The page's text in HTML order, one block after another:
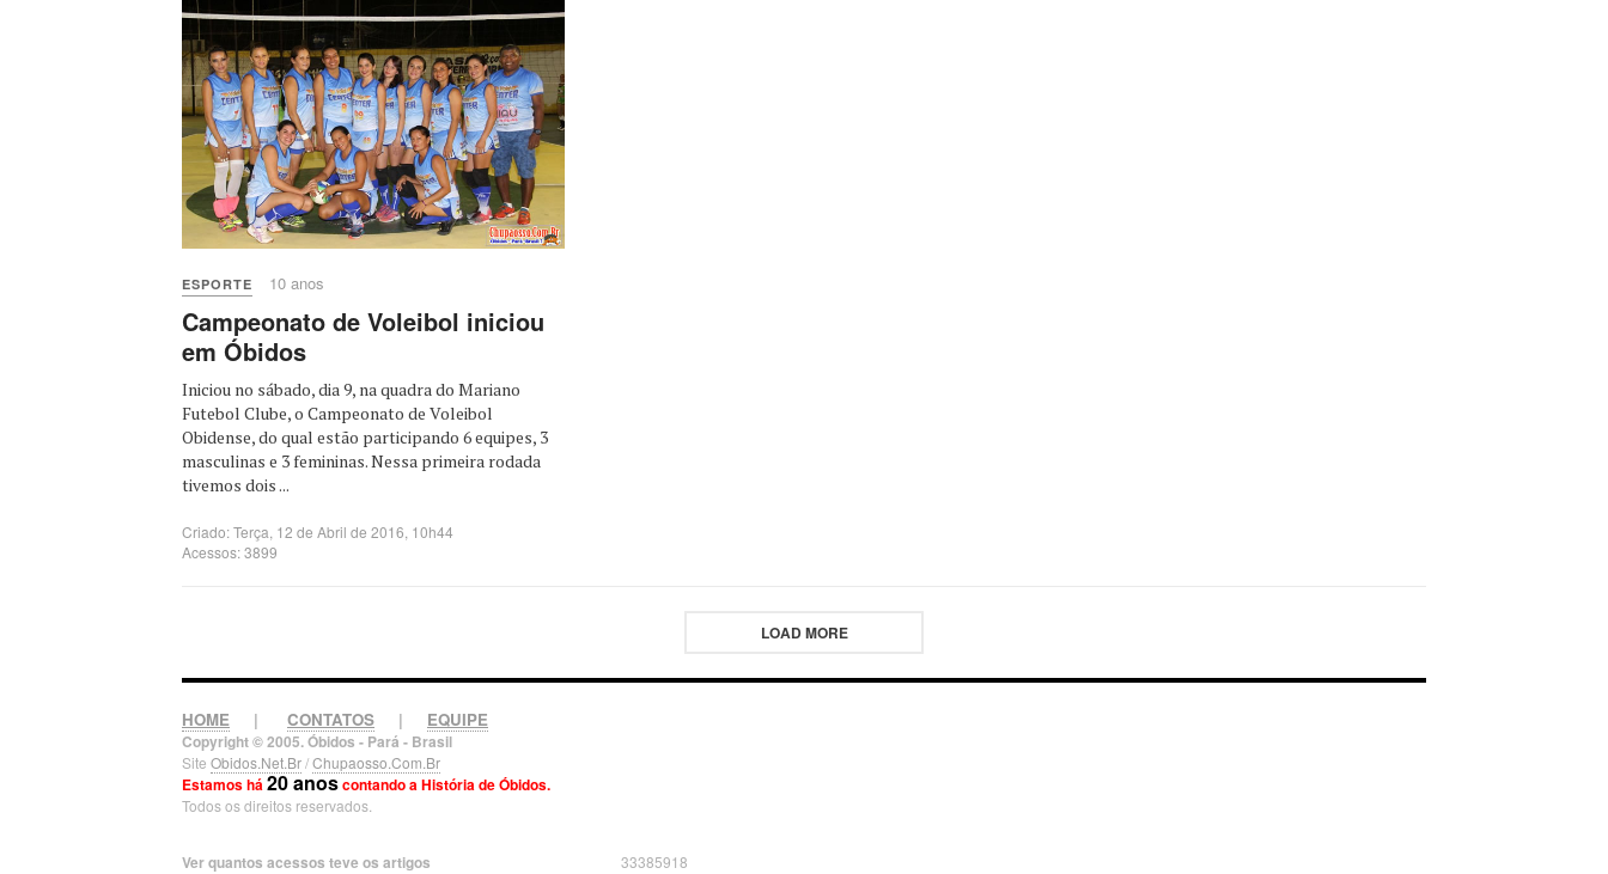
ESPORTE 10 anos
Campeonato de Voleibol iniciou
em Óbidos
Iniciou no sábado, dia 9, na quadra do Mariano
Futebol Clube, o Campeonato de Voleibol
Obidense, do qual estão participando 6 equipes, 3
masculinas e 3 femininas. Nessa primeira rodada
tivemos dois ...
Criado: Terça, 12 de Abril de 2016, 10h44
Acessos: 3899
LOAD MORE
HOME | CONTATOS | EQUIPE
Copyright © 2005. Óbidos - Pará - Brasil
Site Obidos.Net.Br/Chupaosso.Com.Br
Estamos há20 anoscontando a História de Óbidos.
Todos os direitos reservados.
Ver quantos acessos teve os artigos 33385918